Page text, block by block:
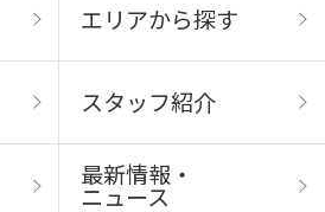
エリアから探す
スタッフ紹介
最新情報・
ニュース